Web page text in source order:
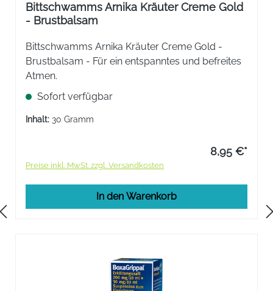
Bittschwamms Arnika Kräuter Creme Gold
- Brustbalsam
Bittschwamms Arnika Kräuter Creme Gold -
Brustbalsam - Für ein entspanntes und befreites
Atmen.
Sofort verfügbar
Inhalt: 30 Gramm
8,95 €*
Preise inkl. MwSt. zzgl. Versandkosten
In den Warenkorb